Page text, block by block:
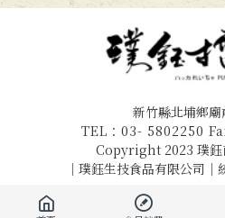
新竹縣北埔鄉
TEL：03- 5802250
Copyright 2023 璞鈺
｜璞鈺生技食品有限公司
購物需知/聯絡我們